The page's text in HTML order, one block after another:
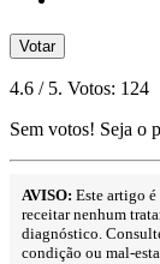
Votar
4.6 / 5. Votos: 124
Sem votos! Seja o
AVISO: Este artigo
receitar nenhum
diagnóstico.
condição ou mal-